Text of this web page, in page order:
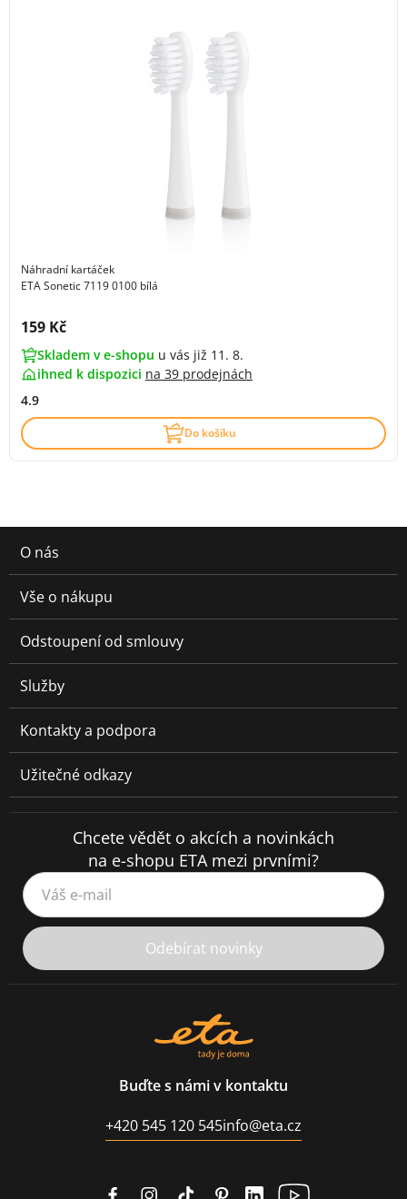
Náhradní kartáček
ETA Sonetic 7119 0100 bílá
Cena s DPH:
159 Kč
Skladem v e-shopu u vás již 11. 8.
ihned k dispozici na 39 prodejnách
4.9
Do košíku
O nás
Vše o nákupu
Odstoupení od smlouvy
Služby
Kontakty a podpora
Užitečné odkazy
Chcete vědět o akcích a novinkách
na e-shopu ETA mezi prvními?
Váš e-mail
Odebírat novinky
Buďte s námi v kontaktu
+420 545 120 545info@eta.cz